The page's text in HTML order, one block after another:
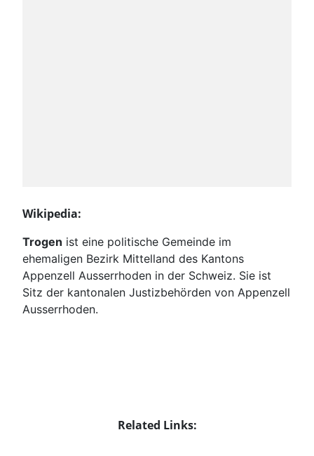
Wikipedia:
Trogen ist eine politische Gemeinde im
ehemaligen Bezirk Mittelland des Kantons
Appenzell Ausserrhoden in der Schweiz. Sie ist
Sitz der kantonalen Justizbehörden von Appenzell
Ausserrhoden.
Related Links: